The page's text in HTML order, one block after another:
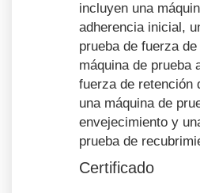
incluyen una
adherencia inicial,
prueba de fuerza
máquina de prueba
fuerza de retención
una máquina de
envejecimiento y
prueba de
Certificado